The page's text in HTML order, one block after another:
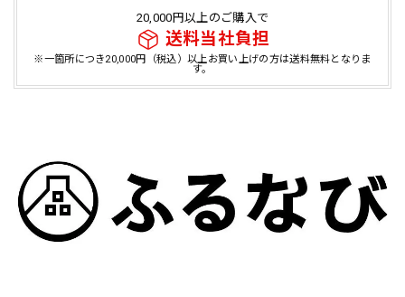
20,000円以上のご購入で
送料当社負担
※一箇所につき20,000円（税込）以上お買い上げの方は送料無料となりま
す。